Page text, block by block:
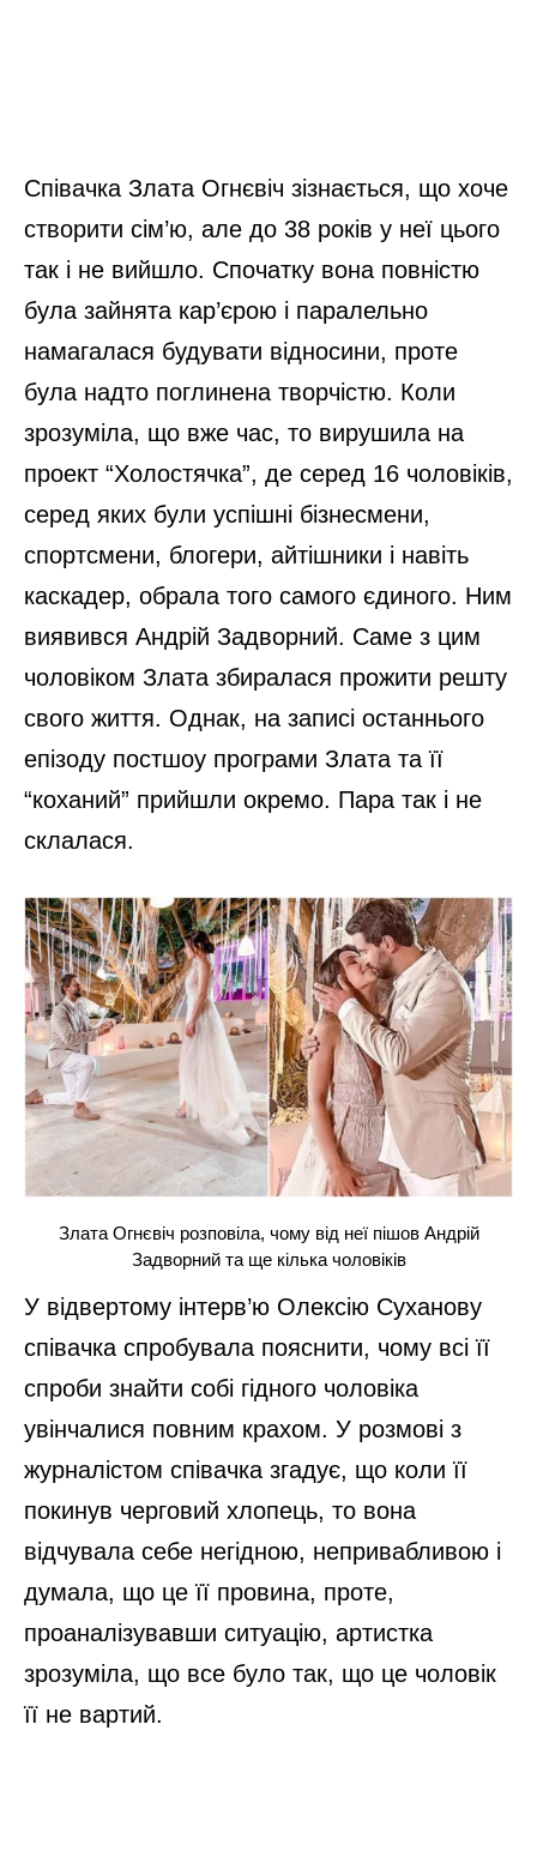
Співачка Злата Огнєвіч зізнається, що хоче
створити сім’ю, але до 38 років у неї цього
так і не вийшло. Спочатку вона повністю
була зайнята кар’єрою і паралельно
намагалася будувати відносини, проте
була надто поглинена творчістю. Коли
зрозуміла, що вже час, то вирушила на
проект “Холостячка”, де серед 16 чоловіків,
серед яких були успішні бізнесмени,
спортсмени, блогери, айтішники і навіть
каскадер, обрала того самого єдиного. Ним
виявився Андрій Задворний. Саме з цим
чоловіком Злата збиралася прожити решту
свого життя. Однак, на записі останнього
епізоду постшоу програми Злата та її
“коханий” прийшли окремо. Пара так і не
склалася.
Злата Огнєвіч розповіла, чому від неї пішов Андрій
Задворний та ще кілька чоловіків
У відвертому інтерв’ю Олексію Суханову
співачка спробувала пояснити, чому всі її
спроби знайти собі гідного чоловіка
увінчалися повним крахом. У розмові з
журналістом співачка згадує, що коли її
покинув черговий хлопець, то вона
відчувала себе негідною, непривабливою і
думала, що це її провина, проте,
проаналізувавши ситуацію, артистка
зрозуміла, що все було так, що це чоловік
її не вартий.